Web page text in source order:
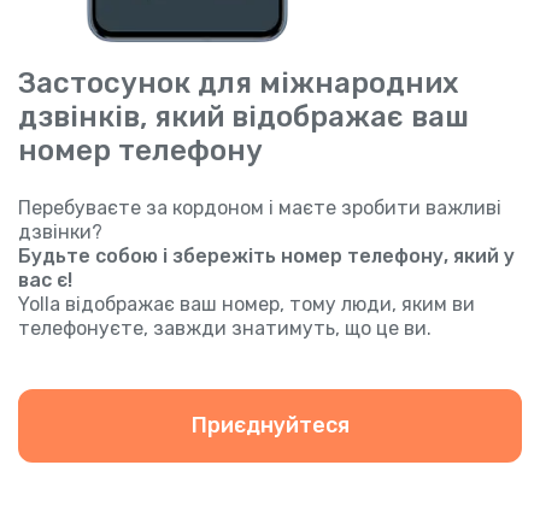
Застосунок для міжнародних
дзвінків, який відображає ваш
номер телефону
Перебуваєте за кордоном і маєте зробити важливі
дзвінки?
Будьте собою і збережіть номер телефону, який у
вас є!
Yolla відображає ваш номер, тому люди, яким ви
телефонуєте, завжди знатимуть, що це ви.
Приєднуйтеся